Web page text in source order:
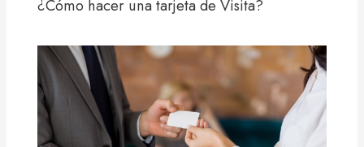
¿Cómo hacer una tarjeta de Visita?